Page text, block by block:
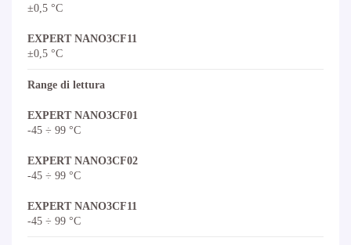
±0,5 °C
EXPERT NANO3CF11
±0,5 °C
Range di lettura
EXPERT NANO3CF01
-45 ÷ 99 °C
EXPERT NANO3CF02
-45 ÷ 99 °C
EXPERT NANO3CF11
-45 ÷ 99 °C